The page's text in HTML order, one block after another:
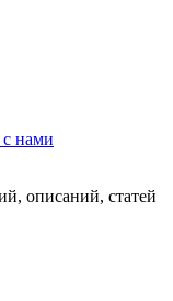
с нами
описаний, статей